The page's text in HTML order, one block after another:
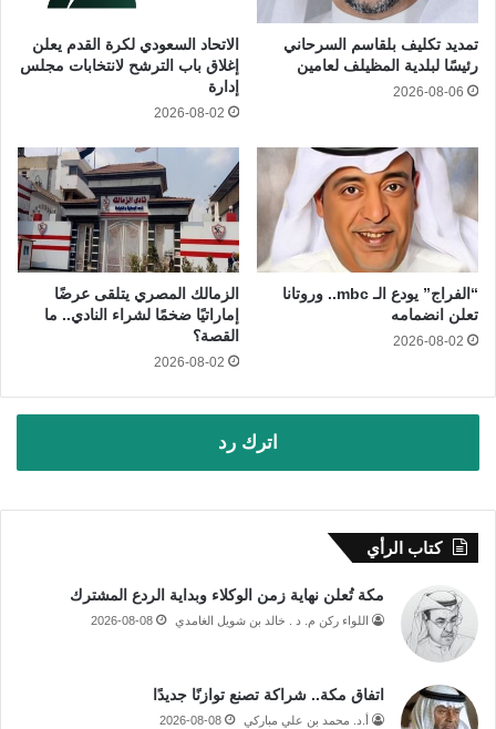
تمديد تكليف بلقاسم السرحاني
رئيسًا لبلدية المظيلف لعامين
2026-08-06
الاتحاد السعودي لكرة القدم يعلن
إغلاق باب الترشح لانتخابات مجلس
إدارة
2026-08-02
“الفراج” يودع الـ mbc.. وروتانا
تعلن انضمامه
2026-08-02
الزمالك المصري يتلقى عرضًا
إماراتيًا ضخمًا لشراء النادي.. ما
القصة؟
2026-08-02
اترك رد
كتاب الرأي
مكة تُعلن نهاية زمن الوكلاء وبداية الردع المشترك
اللواء ركن م. د . خالد بن شويل الغامدي 2026-08-08
اتفاق مكة.. شراكة تصنع توازنًا جديدًا
أ.د. محمد بن علي مباركي 2026-08-08